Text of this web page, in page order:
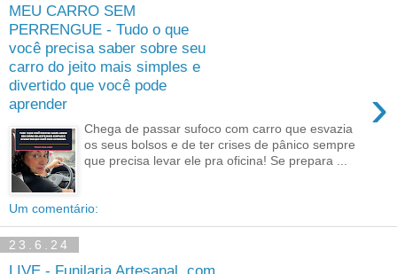
MEU CARRO SEM
PERRENGUE - Tudo o que
você precisa saber sobre seu
carro do jeito mais simples e
divertido que você pode
aprender
›
Chega de passar sufoco com carro que esvazia
os seus bolsos e de ter crises de pânico sempre
que precisa levar ele pra oficina! Se prepara ...
Um comentário:
23.6.24
LIVE - Funilaria Artesanal, com